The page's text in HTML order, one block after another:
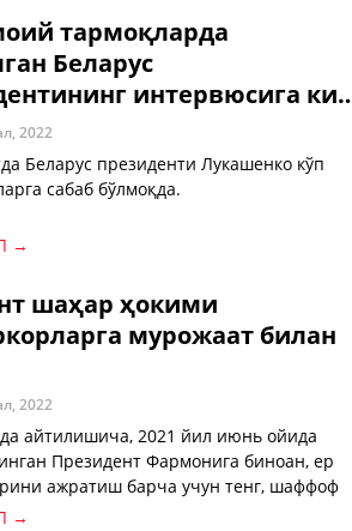
тармоқларда
Беларус
интервюсига ким
фикр билдирди?
2022
Беларус президенти Лукашенко кўп
сабаб бўлмоқда.
→
шаҳар ҳокими
мурожаат билан
2022
айтилишича, 2021 йил июнь ойида
Президент Фармонига биноан, ер
ажратиш барча учун тенг, шаффоф
асосланган тартиби жорий
→